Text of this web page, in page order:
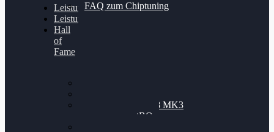
FAQ zum Chiptuning
Leistungsmessung
Leistungsprüfstand
Hall
of
Fame
Nissan GT-R35 3.8 MK3
V6 TWINTURBO